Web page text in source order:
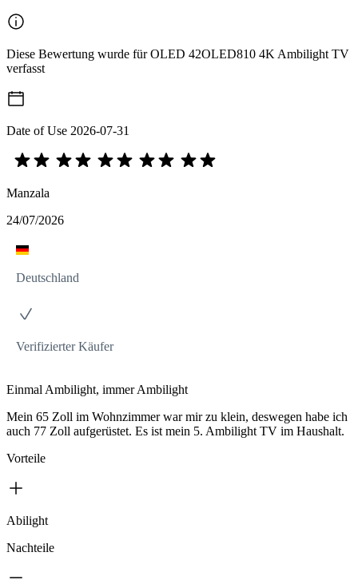
Diese Bewertung wurde für OLED 42OLED810 4K Ambilight TV
verfasst
Date of Use 2026-07-31
Manzala
24/07/2026
Deutschland
Verifizierter Käufer
Einmal Ambilight, immer Ambilight
Mein 65 Zoll im Wohnzimmer war mir zu klein, deswegen habe ich
auch 77 Zoll aufgerüstet. Es ist mein 5. Ambilight TV im Haushalt.
Vorteile
Abilight
Nachteile